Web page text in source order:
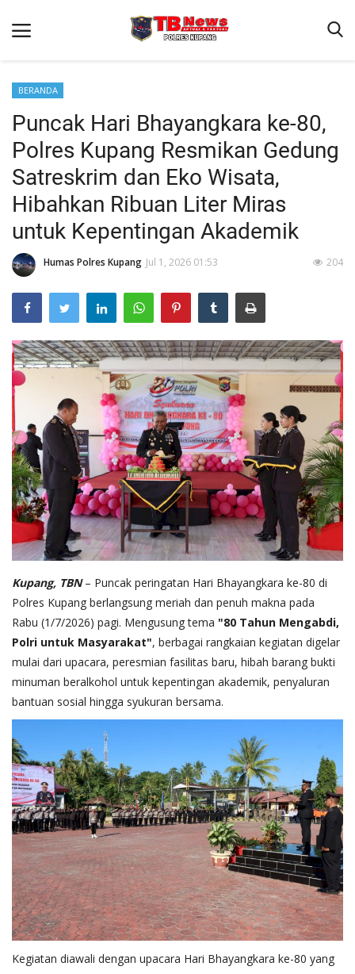
Beranda
Terms & Conditions
Reskrim
Binkam
Giat Ops
Lantas
Jurnal Kamtibmas
Satwil
BERANDA
Puncak Hari Bhayangkara ke-80,
Polres Kupang Resmikan Gedung
Satreskrim dan Eko Wisata,
Hibahkan Ribuan Liter Miras
untuk Kepentingan Akademik
Humas Polres Kupang Jul 1, 2026 01:53 204
Kupang, TBN– Puncak peringatan Hari Bhayangkara ke-80 di
Polres Kupang berlangsung meriah dan penuh makna pada
Rabu (1/7/2026) pagi. Mengusung tema "80 Tahun Mengabdi,
Polri untuk Masyarakat", berbagai rangkaian kegiatan digelar
mulai dari upacara, peresmian fasilitas baru, hibah barang bukti
minuman beralkohol untuk kepentingan akademik, penyaluran
bantuan sosial hingga syukuran bersama.
Kegiatan diawali dengan upacara Hari Bhayangkara ke-80 yang